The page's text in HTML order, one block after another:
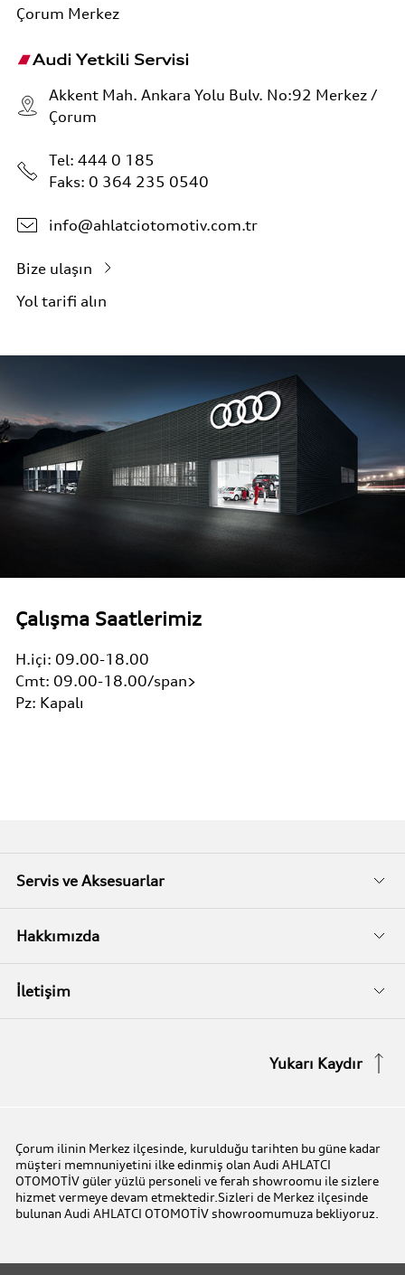
Çorum Merkez
Audi Yetkili Servisi
Akkent Mah. Ankara Yolu Bulv. No:92 Merkez /
Çorum
Tel: 444 0 185
Faks: 0 364 235 0540
info@ahlatciotomotiv.com.tr
Bize ulaşın
Yol tarifi alın
Çalışma Saatlerimiz
H.içi: 09.00-18.00
Cmt: 09.00-18.00/span>
Pz: Kapalı
Servis ve Aksesuarlar
Audi Garanti
Audi Kasko
Audi Express Servis
Hakkımızda
Biz Kimiz?
İletişim
Yukarı Kaydır
Çorum ilinin Merkez ilçesinde, kurulduğu tarihten bu güne kadar
müşteri memnuniyetini ilke edinmiş olan Audi AHLATCI
OTOMOTİV güler yüzlü personeli ve ferah showroomu ile sizlere
hizmet vermeye devam etmektedir.Sizleri de Merkez ilçesinde
bulunan Audi AHLATCI OTOMOTİV showroomumuza bekliyoruz.